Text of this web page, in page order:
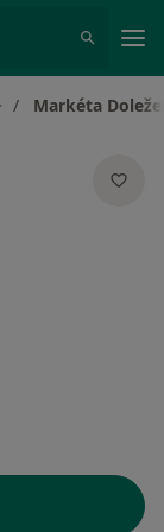
města
Markéta